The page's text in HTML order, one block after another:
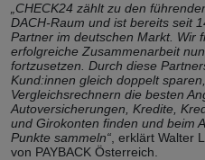
„CHECK24 zählt zu den
DACH-Raum und ist bereits seit
Partner im deutschen Markt. Wir
erfolgreiche Zusammenarbeit
fortzusetzen. Durch diese
Kund:innen gleich doppelt
Vergleichsrechnern die besten
Autoversicherungen, Kredite,
und Girokonten finden und beim
Punkte sammeln“ , erklärt Walter
von PAYBACK Österreich.